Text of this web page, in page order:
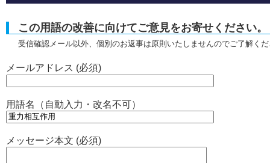
この用語の改善に向けてご意見をお寄せください。
受信確認メール以外、個別のお返事は原則いたしませんのでご了解く
メールアドレス (必須)
用語名（自動入力・改名不可）
メッセージ本文 (必須)